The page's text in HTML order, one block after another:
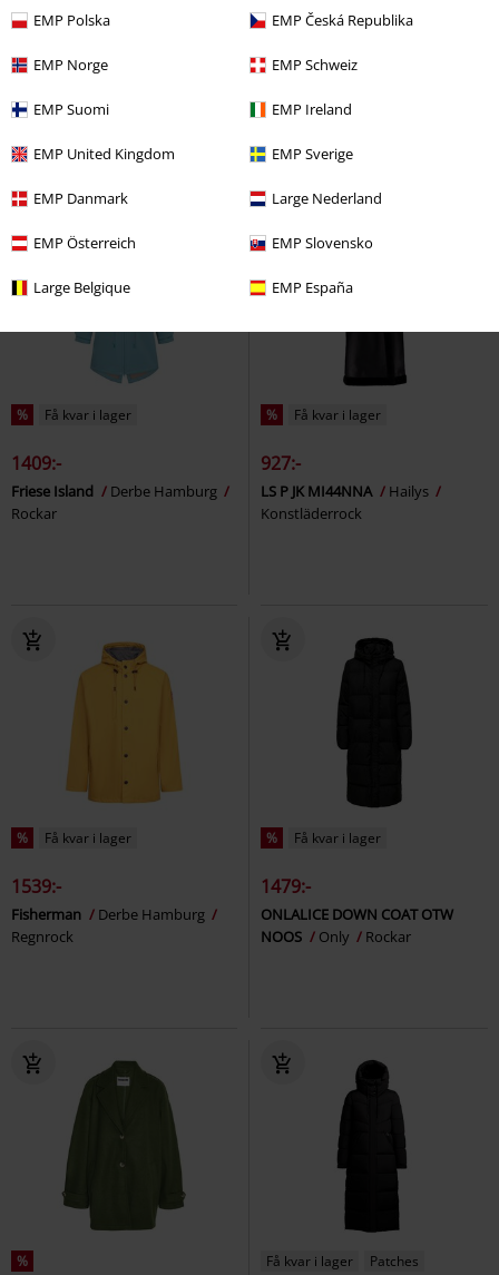
EMP Polska EMP Česká Republika
EMP Norge EMP Schweiz
EMP Suomi EMP Ireland
EMP United Kingdom EMP Sverige
EMP Danmark Large Nederland
EMP Österreich EMP Slovensko
Large Belgique EMP España
PULSET MATT
ONLMONTANA LIFE PUFFER
Rockar
% Få kvar i lager
1409:-
Friese Island
Derbe Hamburg
Rockar
% Få kvar i lager
927:-
LS P JK MI44NNA
Hailys
Konstläderrock
% Få kvar i lager
1539:-
Fisherman
Derbe Hamburg
Regnrock
% Få kvar i lager
1479:-
ONLALICE DOWN COAT OTW
NOOS
Only Rockar
% Få kvar i lager Patches